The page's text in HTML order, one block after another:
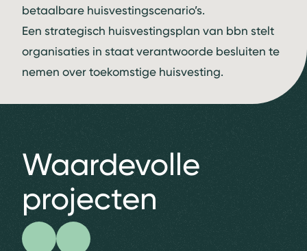
betaalbare huisvestingscenario’s.
Een strategisch huisvestingsplan van bbn stelt
organisaties in staat verantwoorde besluiten te
nemen over toekomstige huisvesting.
Waardevolle
projecten